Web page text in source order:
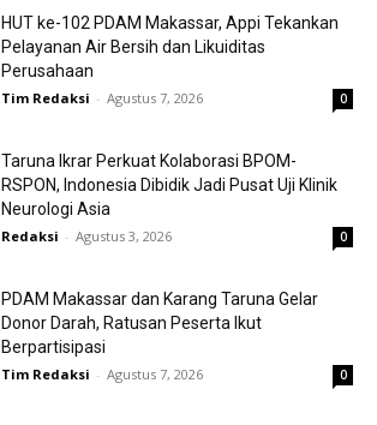
HUT ke-102 PDAM Makassar, Appi Tekankan
Pelayanan Air Bersih dan Likuiditas
Perusahaan
Tim Redaksi - Agustus 7, 2026 0
Taruna Ikrar Perkuat Kolaborasi BPOM-
RSPON, Indonesia Dibidik Jadi Pusat Uji Klinik
Neurologi Asia
Redaksi - Agustus 3, 2026 0
PDAM Makassar dan Karang Taruna Gelar
Donor Darah, Ratusan Peserta Ikut
Berpartisipasi
Tim Redaksi - Agustus 7, 2026 0